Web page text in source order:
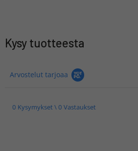
Kysy tuotteesta
Arvostelut tarjoaa
0 Kysymykset \ 0 Vastaukset